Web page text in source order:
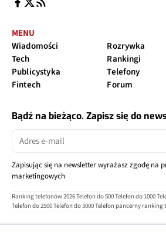
MENU
Wiadomości
Tech
Publicystyka
Fintech
Rozrywka
Rankingi
Telefony
Forum
Bądź na bieżąco. Zapisz się do
Zapisując się na newsletter wyrażasz zgodę na
marketingowych
Ranking telefonów 2026Telefon do 500Telefon do 1000
Telefon do 2500Telefon do 3000Telefon pancerny ranking